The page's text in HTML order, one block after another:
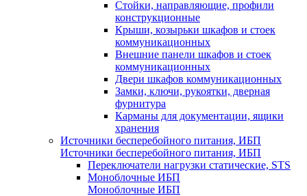
Стойки, направляющие, профили
конструкционные
Крыши, козырьки шкафов и стоек
коммуникационных
Внешние панели шкафов и стоек
коммуникационных
Двери шкафов коммуникационных
Замки, ключи, рукоятки, дверная
фурнитура
Карманы для документации, ящики
хранения
Источники бесперебойного питания, ИБП
Источники бесперебойного питания, ИБП
Переключатели нагрузки статические, STS
Моноблочные ИБП
Моноблочные ИБП